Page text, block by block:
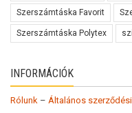
Szerszámtáska Favorit
Szerszámtáska Polytex
INFORMÁCIÓK
Rólunk – Általános